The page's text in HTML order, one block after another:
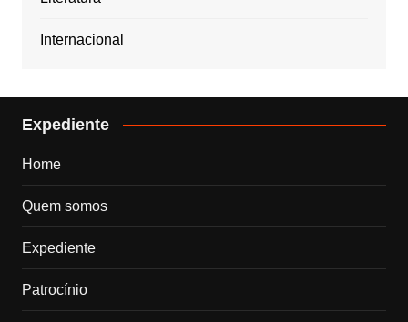
Internacional
Expediente
Home
Quem somos
Expediente
Patrocínio